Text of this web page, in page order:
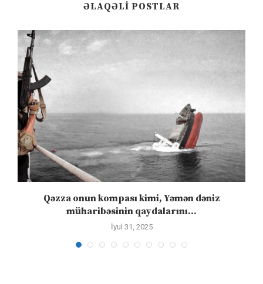
ƏLAQƏLI POSTLAR
Qəzza onun kompası kimi, Yəmən dəniz
müharibəsinin qaydalarını...
İyul 31, 2025